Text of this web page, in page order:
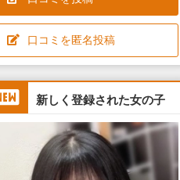
口コミを匿名投稿
新しく登録された女の子